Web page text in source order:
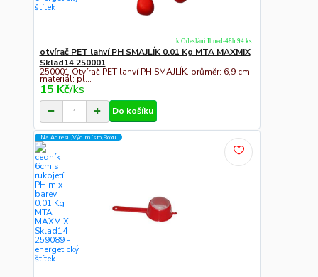
otvírač PET lahví PH SMAJLÍK 0.01 Kg MTA MAXMIX
Sklad14 250001
250001 Otvírač PET lahví PH SMAJLÍK. průměr: 6,9 cm
materiál: pl...
15 Kč/ks
k Odeslání Ihned-48h 94 ks
Do košíku
Na Adresu,Výd.místo,Boxu